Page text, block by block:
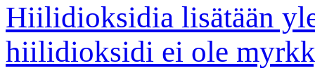
Hiilidioksidia lisätään
hiilidioksidi ei ole